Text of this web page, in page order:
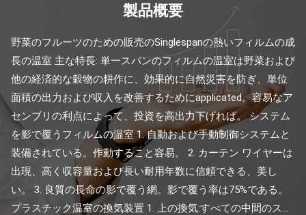
製品概要
野菜のフルーツのための販売のSinglespanの熱いフィルムの成
長の温室 主な特長: 単一スパンのフィルムの温室は野菜および
他の経済的な穀物の耕作に、効果的に自然災害を防ぎ、単位
面積の出力および収入を改善するためにapplicated。容易なア
センブリの利点によって、投資を高出力下げれば。 システム
を影で覆うフィルムの温室 1. 自動および手動制御システムと
装備されている。作動すること容易。 2. カーテン ワイヤーは
出現、高く収容量および長い耐用年数に信頼できる、美し
い。 3. 良質の長命の影で覆う網。影で覆う率は75%である。
プラスチック温室の換気装置 1. 上の換気:すべての中間のス...